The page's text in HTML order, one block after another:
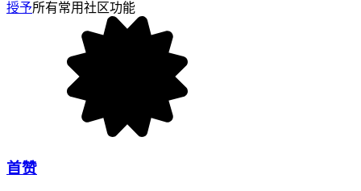
授予所有常用社区功能
首赞